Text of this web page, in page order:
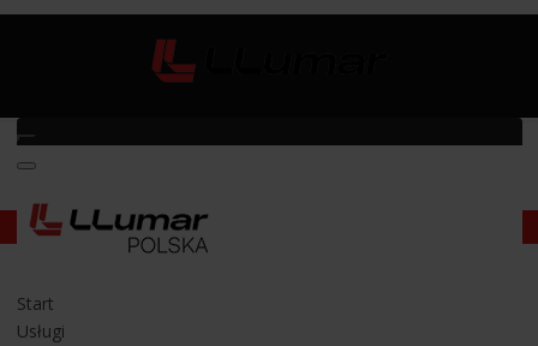
Start
Usługi
Szkolenie z przyciemniania szyb samochodowych
Szkolenie z przyciemniania szyb